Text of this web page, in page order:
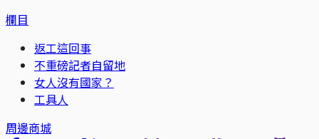
欄目
返工這回事
不重磅記者自留地
女人沒有國家？
工具人
周邊商城